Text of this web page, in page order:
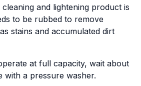
and lightening product is
to be rubbed to remove
stains and accumulated dirt
at full capacity, wait about
with a pressure washer.